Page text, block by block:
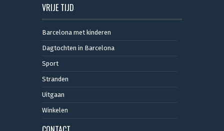
VRIJE TIJD
Barcelona met kinderen
Dagtochten in Barcelona
Sport
Stranden
Uitgaan
Winkelen